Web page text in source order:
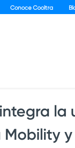
Conoce Cooltra
la
Mobility